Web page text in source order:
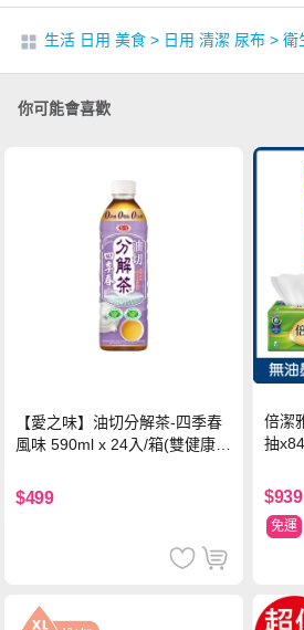
生活 日用 美食 > 日用 清潔 尿布 > 衛
你可能會喜歡
【愛之味】油切分解茶-四季春
風味 590ml x 24入/箱(雙健康認
$499
倍潔
抽
$939
免運